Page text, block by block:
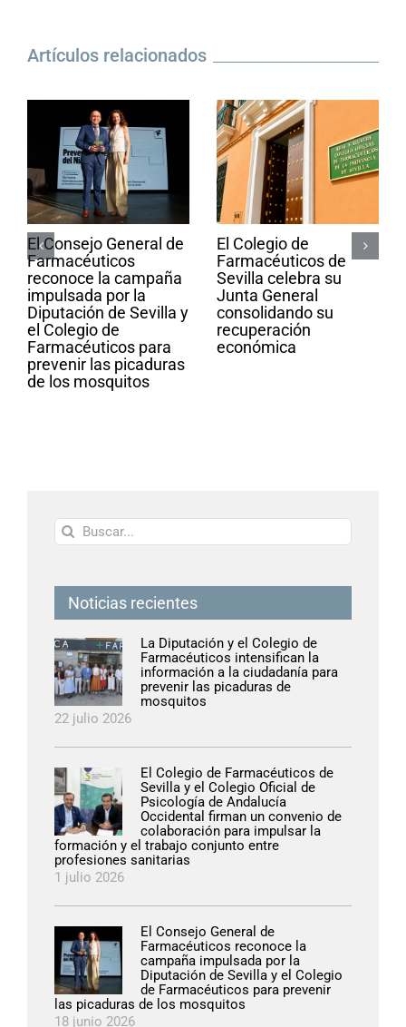
Artículos relacionados
El Consejo General de
Farmacéuticos
reconoce la campaña
impulsada por la
Diputación de Sevilla y
el Colegio de
Farmacéuticos para
prevenir las picaduras
de los mosquitos
El Colegio de
Farmacéuticos de
Sevilla celebra su
Junta General
consolidando su
recuperación
económica
Buscar:
Noticias recientes
La Diputación y el Colegio de
Farmacéuticos intensifican la
información a la ciudadanía para
prevenir las picaduras de
mosquitos
22 julio 2026
El Colegio de Farmacéuticos de
Sevilla y el Colegio Oficial de
Psicología de Andalucía
Occidental firman un convenio de
colaboración para impulsar la
formación y el trabajo conjunto entre
profesiones sanitarias
1 julio 2026
El Consejo General de
Farmacéuticos reconoce la
campaña impulsada por la
Diputación de Sevilla y el Colegio
de Farmacéuticos para prevenir
las picaduras de los mosquitos
18 junio 2026